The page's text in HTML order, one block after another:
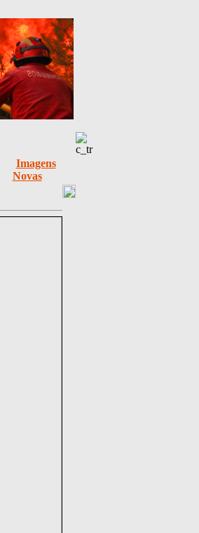
Imagens
Novas